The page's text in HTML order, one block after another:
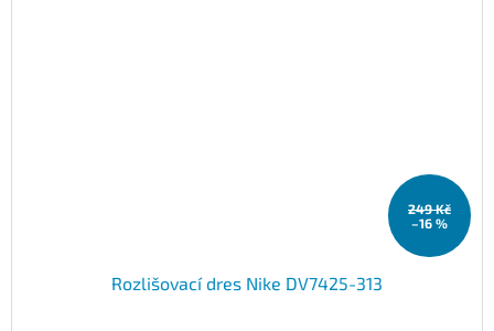
249 Kč
–16 %
Rozlišovací dres Nike DV7425-313